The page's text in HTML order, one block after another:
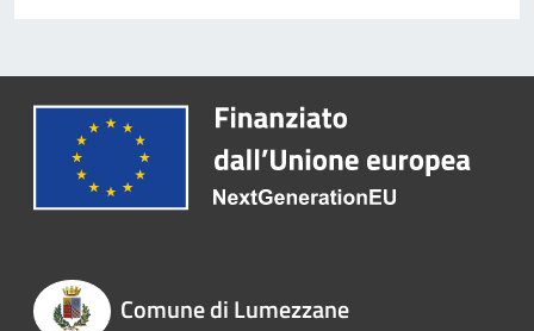
Comune di Lumezzane